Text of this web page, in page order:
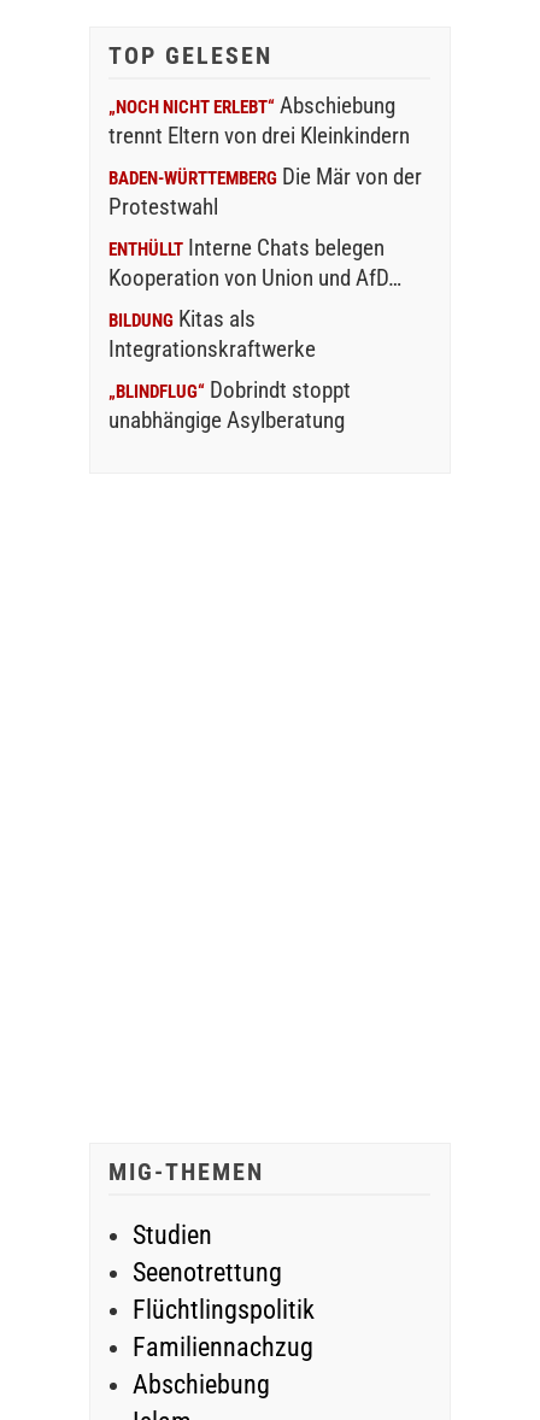
TOP GELESEN
„NOCH NICHT ERLEBT“ Abschiebung
trennt Eltern von drei Kleinkindern
BADEN-WÜRTTEMBERG Die Mär von der
Protestwahl
ENTHÜLLT Interne Chats belegen
Kooperation von Union und AfD…
BILDUNG Kitas als
Integrationskraftwerke
„BLINDFLUG“ Dobrindt stoppt
unabhängige Asylberatung
MIG-THEMEN
Studien
Seenotrettung
Flüchtlingspolitik
Familiennachzug
Abschiebung